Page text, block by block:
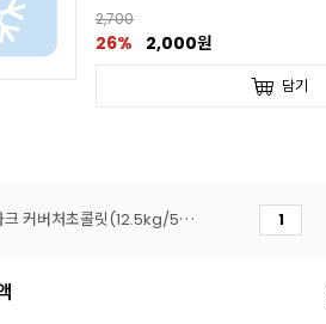
2,700
26% 2,000원
담기
[반호튼]다크 커버처초콜릿(12.5kg/56.1%/대용량)